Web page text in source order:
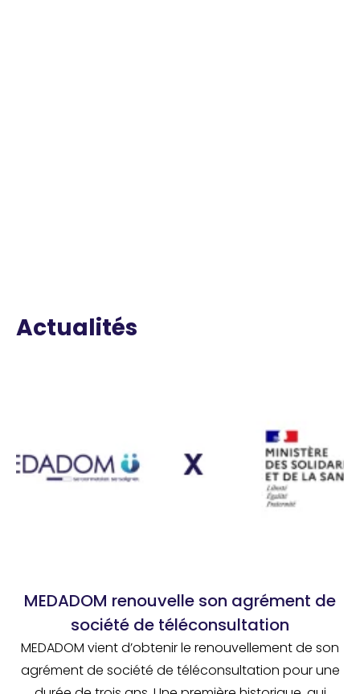
Actualités
MEDADOM renouvelle son agrément de
société de téléconsultation
MEDADOM vient d’obtenir le renouvellement de son
agrément de société de téléconsultation pour une